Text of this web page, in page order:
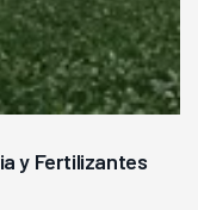
y Fertilizantes